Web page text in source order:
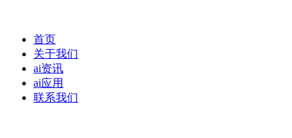
首页
关于我们
ai资讯
ai应用
联系我们